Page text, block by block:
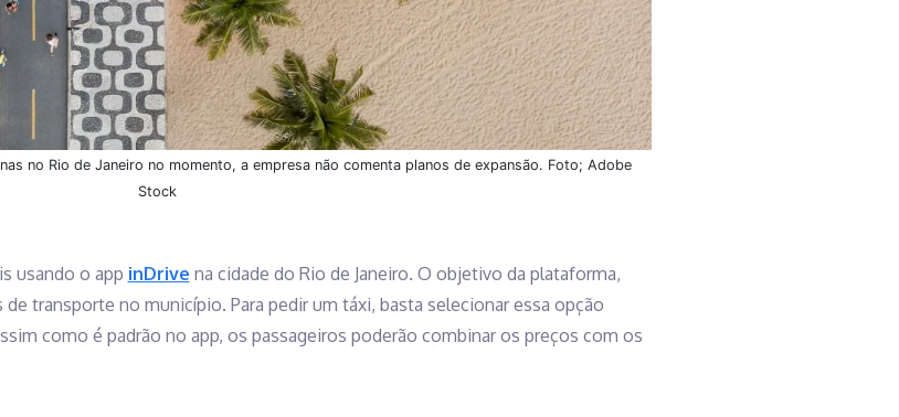
no Rio de Janeiro no momento, a empresa não comenta planos de expansão. Foto; Adobe
Stock
usando o app inDrive na cidade do Rio de Janeiro. O objetivo da plataforma,
transporte no município. Para pedir um táxi, basta selecionar essa opção
como é padrão no app, os passageiros poderão combinar os preços com os